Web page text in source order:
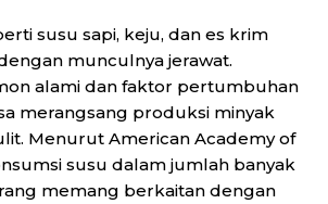
susu sapi, keju, dan es krim
munculnya jerawat.
alami dan faktor pertumbuhan
merangsang produksi minyak
Menurut American Academy of
susu dalam jumlah banyak
memang berkaitan dengan